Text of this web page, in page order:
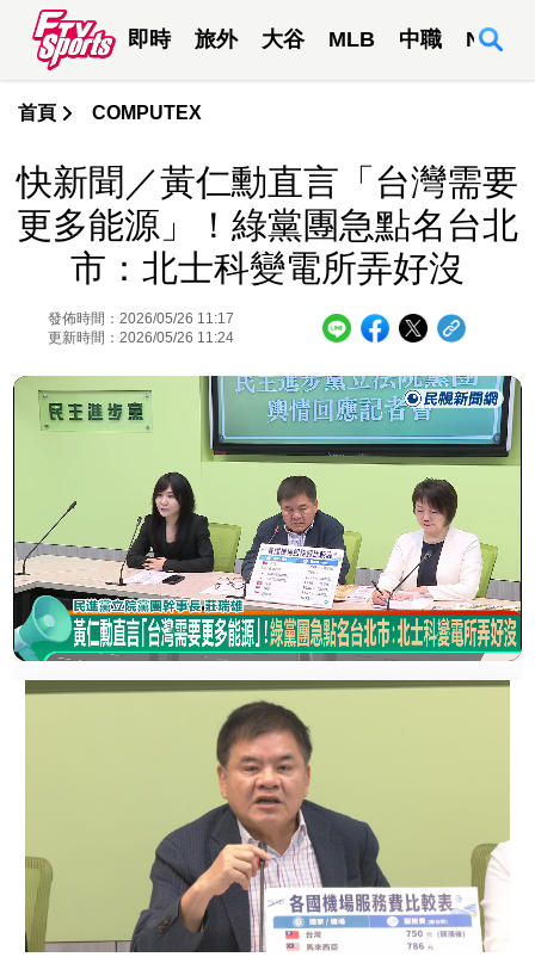
即時 旅外 大谷 MLB 中職 NBA
首頁 COMPUTEX
快新聞／黃仁勳直言「台灣需要
更多能源」！綠黨團急點名台北
市：北士科變電所弄好沒
發佈時間：2026/05/26 11:17
更新時間：2026/05/26 11:24